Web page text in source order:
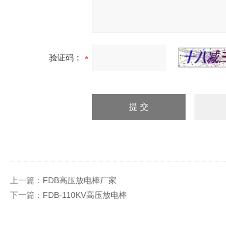
验证码：
上一篇： FDB高压放电棒厂家
下一篇： FDB-110KV高压放电棒